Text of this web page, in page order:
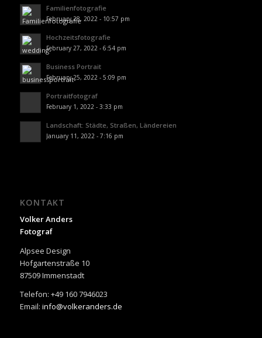
Familienfotografie
February 28, 2022 - 10:57 pm
Hochzeitsfotografie
February 27, 2022 - 6:54 pm
Business Portrait
February 25, 2022 - 5:09 pm
Portraitfotograf
February 1, 2022 - 3:33 pm
Landschaft: Städte, Straßen, Ländereien
January 11, 2022 - 7:16 pm
KONTAKT
Volker Anders
Fotograf
Alpsee Design
Hofgartenstraße 10
87509 Immenstadt
Telefon: +49 160 7946023
Email: info@volkeranders.de